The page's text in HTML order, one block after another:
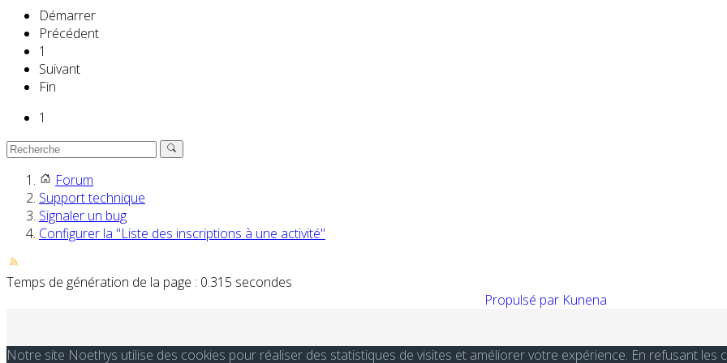
Démarrer
Précédent
1
Suivant
Fin
1
Forum
Support technique
Signaler un bug
Configurer la "Liste des inscriptions à une activité"
Temps de génération de la page : 0.315 secondes
Propulsé par Kunena
Notre site Noethys utilise des cookies pour réaliser des statistiques de visites et améliorer votre expérience. En refusant